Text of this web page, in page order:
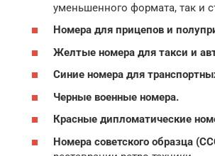
уменьшенного формата, так и
Номера для прицепов и
Желтые номера для такси и
Синие номера для
Черные военные номера.
Красные дипломатические
Номера советского образца